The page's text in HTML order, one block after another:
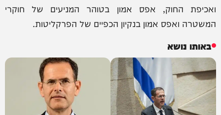
ואכיפת החוק, אפס אמון בטוהר המניעים של חוקרי
המשטרה ואפס אמון בנקיון הכפיים של הפרקליטות.
באותו נושא